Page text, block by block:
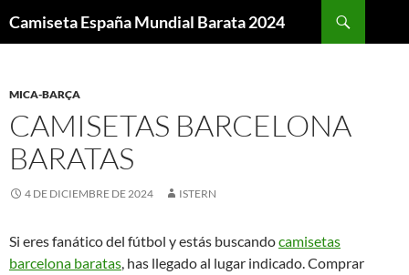
Camiseta España Mundial Barata 2024
MICA-BARÇA
CAMISETAS BARCELONA
BARATAS
4 DE DICIEMBRE DE 2024 ISTERN
Si eres fanático del fútbol y estás buscandocamisetas
barcelona baratas, has llegado al lugar indicado. Comprar